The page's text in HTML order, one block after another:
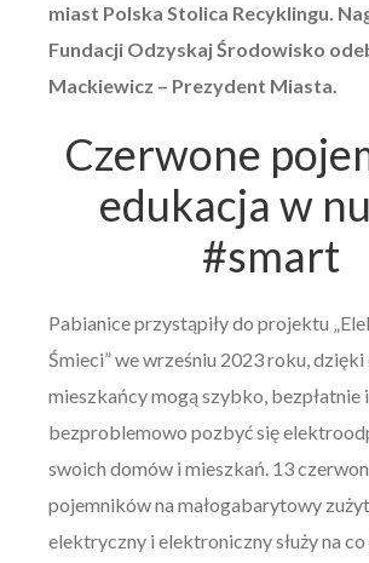
miast Polska Stolica Recyklingu.
Fundacji Odzyskaj Środowisko
Mackiewicz – Prezydent Miasta.
Czerwone
edukacja w
#smart
Pabianice przystąpiły do projektu
Śmieci” we wrześniu 2023 roku, dzięki
mieszkańcy mogą szybko, bezpłatnie i
bezproblemowo pozbyć się
swoich domów i mieszkań. 13
pojemników na małogabarytowy
elektryczny i elektroniczny służy na